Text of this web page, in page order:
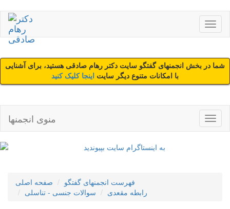
شما در بخش انجمنهای گفتگو سایت دکتر رهام صادقی هستید، برای آشنایی
با امکانات متنوع دیگر سایت اینجا کلیک کنید
منوی انجمنها
صفحه اصلی
فهرست انجمنهای گفتگو
سوالات جنسی - تناسلی
رابطه مقعدی